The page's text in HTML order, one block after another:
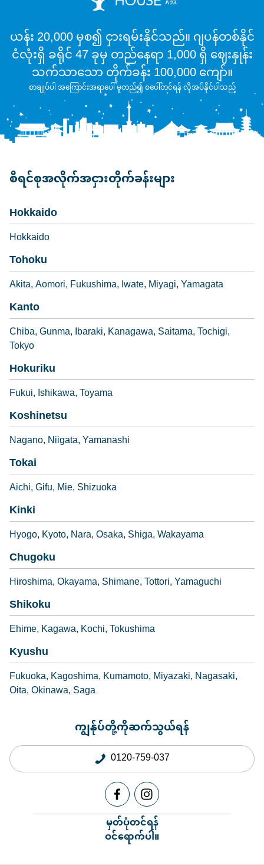
ယန်း 20,000 မှစ၍ ငှားရမ်းနိုင်သည်။ ဂျပန်တစ်နိုင်
ငံလုံးရှိ ခရိုင် 47 ခုမှ တည်နေရာ 1,000 ရှိ ဈေးနှုန်း
သက်သာသော တိုက်ခန်း 100,000 ကျော်။
စာချုပ်ပါ အကြောင်းအရာပေါ် မူတည်၍ စပေါ်တင်ရန် လိုအပ်နိုင်ပါသည်
စီရင်စုအလိုက်အငှားတိုက်ခန်းများ
Hokkaido
Hokkaido
Tohoku
Akita Aomori Fukushima Iwate Miyagi Yamagata
Kanto
Chiba Gunma Ibaraki Kanagawa Saitama Tochigi
Tokyo
Hokuriku
Fukui Ishikawa Toyama
Koshinetsu
Nagano Niigata Yamanashi
Tokai
Aichi Gifu Mie Shizuoka
Kinki
Hyogo Kyoto Nara Osaka Shiga Wakayama
Chugoku
Hiroshima Okayama Shimane Tottori Yamaguchi
Shikoku
Ehime Kagawa Kochi Tokushima
Kyushu
Fukuoka Kagoshima Kumamoto Miyazaki Nagasaki
Oita Okinawa Saga
ကျွန်ုပ်တို့ကိုဆက်သွယ်ရန်
0120-759-037
မှတ်ပုံတင်ရန်
ဝင်ရောက်ပါ။